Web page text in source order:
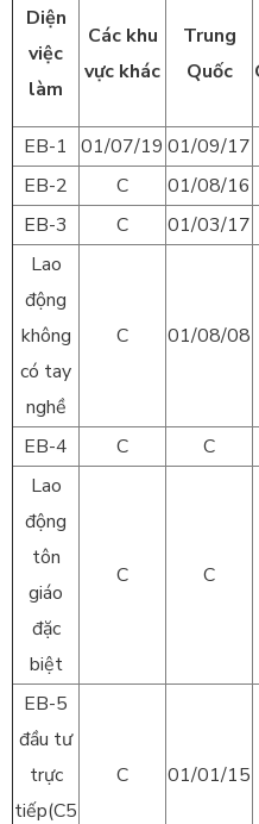
Diện
việc
làm
Các khu
vực khác
Trung
Quốc
EB-1 01/07/19 01/09/17
EB-2
C 01/08/16
EB-3
C 01/03/17
Lao
động
không
có tay
nghề
C 01/08/08
EB-4 C C
Lao
động
tôn
giáo
đặc
biệt
C C
EB-5
đầu tư
trực
tiếp(C5
C 01/01/15